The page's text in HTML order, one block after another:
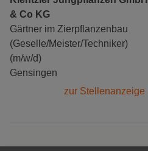
& Co KG
Gärtner im Zierpflanzenbau
(Geselle/Meister/Techniker)
(m/w/d)
Gensingen
zur Stellenanzeige